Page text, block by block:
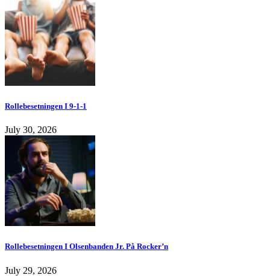
Rollebesetningen I 9-1-1
July 30, 2026
Rollebesetningen I Olsenbanden Jr. På Rocker’n
July 29, 2026